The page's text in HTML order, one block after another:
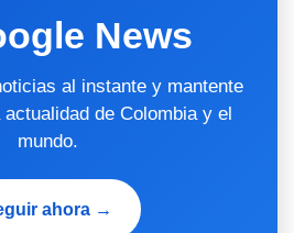
News
al instante y mantente
de Colombia y el
mundo.
ahora →